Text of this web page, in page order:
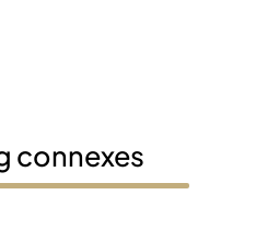
connexes